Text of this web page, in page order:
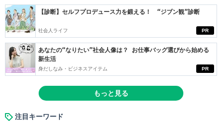
PR
【診断】セルフプロデュース力を鍛える！ “ジブン観”診断
社会人ライフ
PR
あなたの“なりたい”社会人像は？ お仕事バッグ選びから始める
新生活
身だしなみ・ビジネスアイテム
もっと見る
注目キーワード